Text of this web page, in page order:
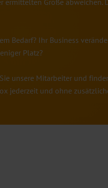
Bedarf? Ihr Business
Platz?
unsere Mitarbeiter und
jederzeit und ohne